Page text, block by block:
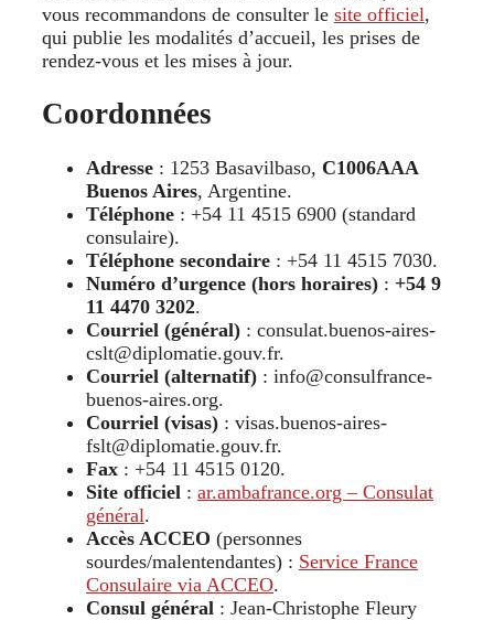
vous recommandons de consulter le site officiel,
qui publie les modalités d’accueil, les prises de
rendez-vous et les mises à jour.
Coordonnées
Adresse : 1253 Basavilbaso, C1006AAA
Buenos Aires, Argentine.
Téléphone : +54 11 4515 6900 (standard
consulaire).
Téléphone secondaire : +54 11 4515 7030.
Numéro d’urgence (hors horaires) : +54 9
11 4470 3202.
Courriel (général) : consulat.buenos-aires-
cslt@diplomatie.gouv.fr.
Courriel (alternatif) : info@consulfrance-
buenos-aires.org.
Courriel (visas) : visas.buenos-aires-
fslt@diplomatie.gouv.fr.
Fax : +54 11 4515 0120.
Site officiel : ar.ambafrance.org – Consulat
général.
Accès ACCEO (personnes
sourdes/malentendantes) : Service France
Consulaire via ACCEO.
Consul général : Jean-Christophe Fleury